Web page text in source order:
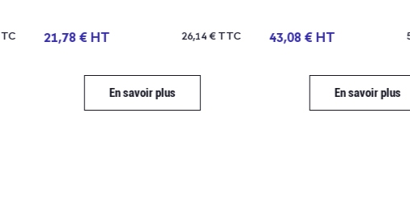
21,78 € HT 26,14 € TTC
En savoir plus
43,08 € HT
En savoir plus